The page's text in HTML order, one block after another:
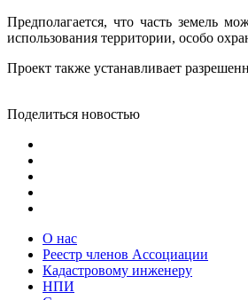
Предполагается, что часть земель
использования территории, особо
Проект также устанавливает
Поделиться новостью
О нас
Реестр членов Ассоциации
Кадастровому инженеру
НПИ